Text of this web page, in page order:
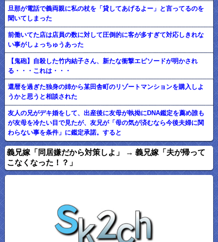
旦那が電話で義両親に私の杖を「貸してあげるよー」と言ってるのを
聞いてしまった
前働いてた店は店員の数に対して圧倒的に客が多すぎて対応しきれな
い事がしょっちゅうあった
【鬼砲】自殺した竹内結子さん、新たな衝撃エピソードが明かされ
る・・・これは・・・
還暦を過ぎた独身の姉から某田舎町のリゾートマンションを購入しよ
うかと思うと相談された
友人の兄がデキ婚をして、出産後に友母が執拗にDNA鑑定を薦め誰も
が友母を冷たい目で見たが、友兄が「母の気が済むなら今後夫婦に関
わらない事を条件」に鑑定承諾。すると
義兄嫁「同居嫌だから対策しよ」 → 義兄嫁「夫が帰って
こなくなった！？」